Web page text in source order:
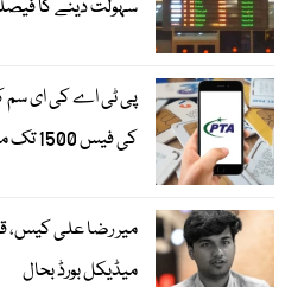
سہولت دینے کا
پی ٹی اے کی ای سم
کی فیس 1500 تک مقرر
میر رضا علی کیس،
میڈیکل بورڈ بحال